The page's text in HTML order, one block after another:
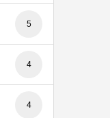
5
4
4